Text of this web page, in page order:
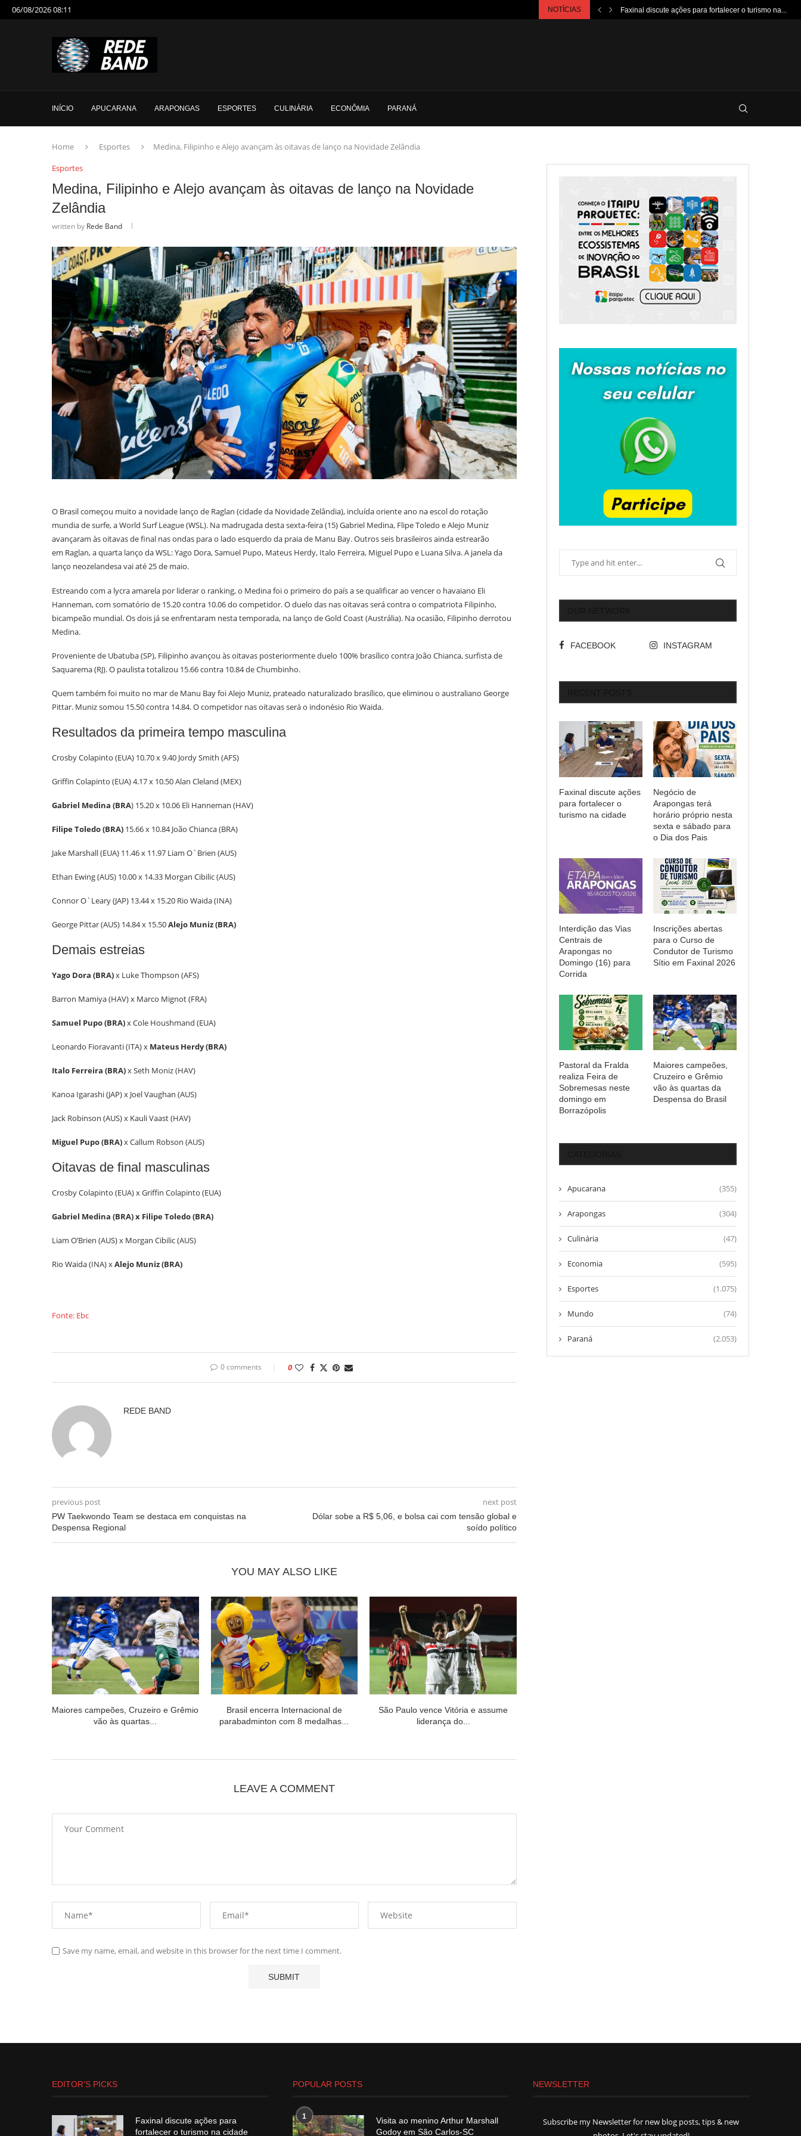
06/08/2026 08:11 NOTÍCIAS Faxinal discute ações para fortalecer o turismo na...
INÍCIO APUCARANA ARAPONGAS ESPORTES CULINÁRIA ECONÔMIA PARANÁ
Home Esportes
Medina, Filipinho e Alejo avançam às oitavas de lanço na Novidade Zelândia
Esportes
Medina, Filipinho e Alejo avançam às oitavas de lanço na Novidade
Zelândia
written by Rede Band
O Brasil começou muito a novidade lanço de Raglan (cidade da Novidade Zelândia), incluída oriente ano na escol do rotação
mundia de surfe, a World Surf League (WSL). Na madrugada desta sexta-feira (15) Gabriel Medina, Flipe Toledo e Alejo Muniz
avançaram às oitavas de final nas ondas para o lado esquerdo da praia de Manu Bay. Outros seis brasileiros ainda estrearão
em Raglan, a quarta lanço da WSL: Yago Dora, Samuel Pupo, Mateus Herdy, Italo Ferreira, Miguel Pupo e Luana Silva. A janela da
lanço neozelandesa vai até 25 de maio.
Estreando com a lycra amarela por liderar o ranking, o Medina foi o primeiro do país a se qualificar ao vencer o havaiano Eli
Hanneman, com somatório de 15.20 contra 10.06 do competidor. O duelo das nas oitavas será contra o compatriota Filipinho,
bicampeão mundial. Os dois já se enfrentaram nesta temporada, na lanço de Gold Coast (Austrália). Na ocasião, Filipinho derrotou
Medina.
Proveniente de Ubatuba (SP), Filipinho avançou às oitavas posteriormente duelo 100% brasílico contra João Chianca, surfista de
Saquarema (RJ). O paulista totalizou 15.66 contra 10.84 de Chumbinho.
Quem também foi muito no mar de Manu Bay foi Alejo Muniz, prateado naturalizado brasílico, que eliminou o australiano George
Pittar. Muniz somou 15.50 contra 14.84. O competidor nas oitavas será o indonésio Rio Waida.
Resultados da primeira tempo masculina
Crosby Colapinto (EUA) 10.70 x 9.40 Jordy Smith (AFS)
Griffin Colapinto (EUA) 4.17 x 10.50 Alan Cleland (MEX)
Gabriel Medina (BRA) 15.20 x 10.06 Eli Hanneman (HAV)
Filipe Toledo (BRA) 15.66 x 10.84 João Chianca (BRA)
Jake Marshall (EUA) 11.46 x 11.97 Liam O`Brien (AUS)
Ethan Ewing (AUS) 10.00 x 14.33 Morgan Cibilic (AUS)
Connor O`Leary (JAP) 13.44 x 15.20 Rio Waida (INA)
George Pittar (AUS) 14.84 x 15.50Alejo Muniz (BRA)
Demais estreias
Yago Dora (BRA)x Luke Thompson (AFS)
Barron Mamiya (HAV) x Marco Mignot (FRA)
Samuel Pupo (BRA)x Cole Houshmand (EUA)
Leonardo Fioravanti (ITA) x Mateus Herdy (BRA)
Italo Ferreira (BRA)x Seth Moniz (HAV)
Kanoa Igarashi (JAP) x Joel Vaughan (AUS)
Jack Robinson (AUS) x Kauli Vaast (HAV)
Miguel Pupo (BRA)x Callum Robson (AUS)
Oitavas de final masculinas
Crosby Colapinto (EUA) x Griffin Colapinto (EUA)
Gabriel Medina (BRA) x Filipe Toledo (BRA)
Liam O’Brien (AUS) x Morgan Cibilic (AUS)
Rio Waida (INA) xAlejo Muniz (BRA)
Fonte: Ebc
0 comments 0
REDE BAND
previous post
PW Taekwondo Team se destaca em conquistas na
Despensa Regional
next post
Dólar sobe a R$ 5,06, e bolsa cai com tensão global e
soído político
YOU MAY ALSO LIKE
Maiores campeões, Cruzeiro e Grêmio
vão às quartas...
Brasil encerra Internacional de
parabadminton com 8 medalhas...
São Paulo vence Vitória e assume
liderança do...
LEAVE A COMMENT
Save my name, email, and website in this browser for the next time I comment.
FACEBOOK INSTAGRAM
Faxinal discute ações
para fortalecer o
turismo na cidade
Negócio de
Arapongas terá
horário próprio nesta
sexta e sábado para
o Dia dos Pais
Interdição das Vias
Centrais de
Arapongas no
Domingo (16) para
Corrida
Inscrições abertas
para o Curso de
Condutor de Turismo
Sítio em Faxinal 2026
Pastoral da Fralda
realiza Feira de
Sobremesas neste
domingo em
Borrazópolis
Maiores campeões,
Cruzeiro e Grêmio
vão às quartas da
Despensa do Brasil
Apucarana (355)
Arapongas (304)
Culinária (47)
Economia (595)
Esportes (1.075)
Mundo (74)
Paraná (2.053)
EDITOR’S PICKS
Faxinal discute ações para
fortalecer o turismo na cidade
POPULAR POSTS
1
Visita ao menino Arthur Marshall
Godoy em São Carlos-SC
NEWSLETTER
Subscribe my Newsletter for new blog posts, tips & new